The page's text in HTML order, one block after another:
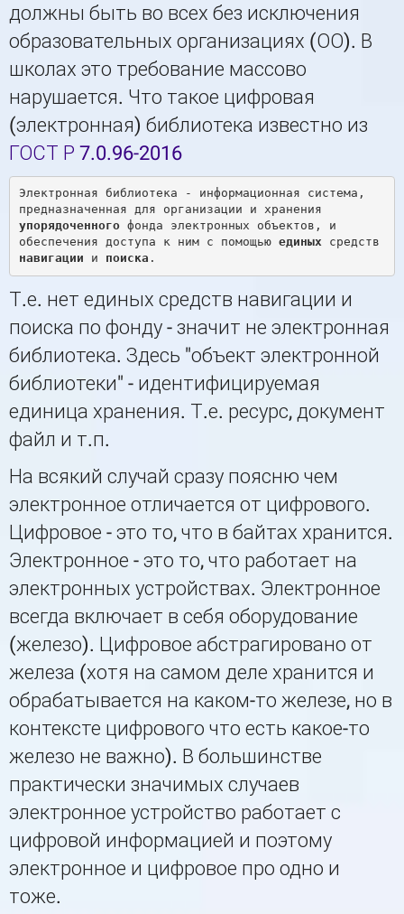
должны быть во всех без исключения
образовательных организациях (ОО). В
школах это требование массово
нарушается. Что такое цифровая
(электронная) библиотека известно из
ГОСТ Р 7.0.96-2016
Электронная библиотека - информационная система,
упорядоченного фонда электронных объектов, и
обеспечения доступа к ним с помощью единых
навигации и поиска
Т.е. нет единых средств навигации и
поиска по фонду - значит не электронная
библиотека. Здесь "объект электронной
библиотеки" - идентифицируемая
единица хранения. Т.е. ресурс, документ
файл и т.п.
На всякий случай сразу поясню чем
электронное отличается от цифрового.
Цифровое - это то, что в байтах хранится.
Электронное - это то, что работает на
электронных устройствах. Электронное
всегда включает в себя оборудование
(железо). Цифровое абстрагировано от
железа (хотя на самом деле хранится и
обрабатывается на каком-то железе, но в
контексте цифрового что есть какое-то
железо не важно). В большинстве
практически значимых случаев
электронное устройство работает с
цифровой информацией и поэтому
электронное и цифровое про одно и
тоже.